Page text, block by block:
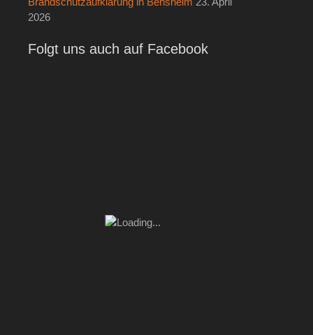
2026
Folgt uns auch auf Facebook